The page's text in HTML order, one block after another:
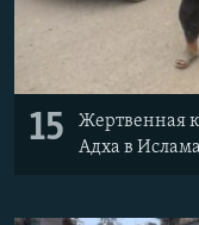
15
Жертвенная
Адха в